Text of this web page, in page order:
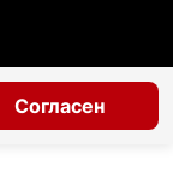
Согласен